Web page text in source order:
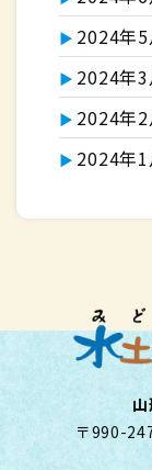
2024年5
2024年3
2024年2
2024年1
〒990-